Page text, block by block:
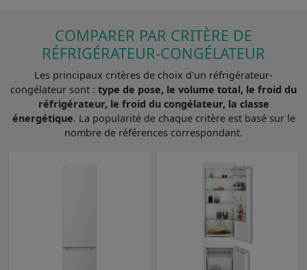
COMPARER PAR CRITÈRE DE
RÉFRIGÉRATEUR-CONGÉLATEUR
Les principaux critères de choix d'un réfrigérateur-
congélateur sont : type de pose, le volume total, le froid du
réfrigérateur, le froid du congélateur, la classe
énergétique. La popularité de chaque critère est basé sur le
nombre de références correspondant.